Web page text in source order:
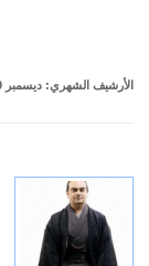
الأرشيف الشهري: ديسمبر 2019